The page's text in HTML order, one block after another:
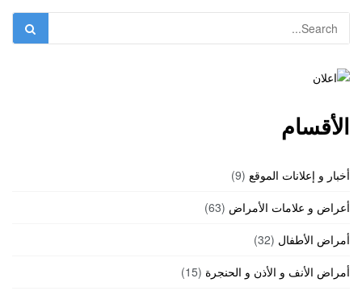
الأقسام
أخبار و إعلانات الموقع (9)
أعراض و علامات الأمراض (63)
أمراض الأطفال (32)
أمراض الأنف و الأذن و الحنجرة (15)